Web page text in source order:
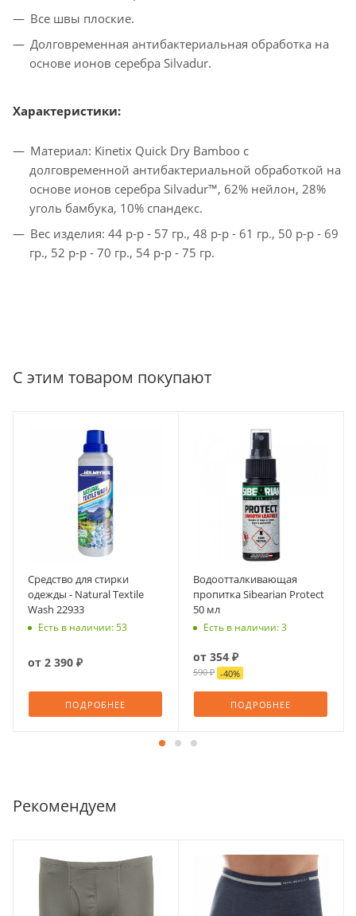
Все швы плоские.
Долговременная антибактериальная обработка на
основе ионов серебра Silvadur.
Характеристики:
Материал: Kinetix Quick Dry Bamboo с
долговременной антибактериальной обработкой на
основе ионов серебра Silvadur™, 62% нейлон, 28%
уголь бамбука, 10% спандекс.
Вес изделия: 44 р-р - 57 гр., 48 р-р - 61 гр., 50 р-р - 69
гр., 52 р-р - 70 гр., 54 р-р - 75 гр.
С этим товаром покупают
Средство для стирки
одежды - Natural Textile
Wash 22933
Есть в наличии: 53
от 2 390 ₽
ПОДРОБНЕЕ
Водоотталкивающая
пропитка Sibearian Protect
50 мл
Есть в наличии: 3
от 354 ₽
590 ₽ -40%
ПОДРОБНЕЕ
Рекомендуем